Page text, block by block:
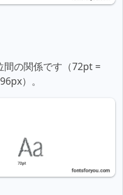
間の関係です（72pt =
）。